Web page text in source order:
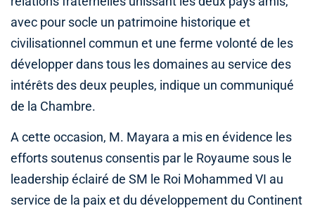
avec pour socle un patrimoine historique et
civilisationnel commun et une ferme volonté de les
développer dans tous les domaines au service des
intérêts des deux peuples, indique un communiqué
de la Chambre.
A cette occasion, M. Mayara a mis en évidence les
efforts soutenus consentis par le Royaume sous le
leadership éclairé de SM le Roi Mohammed VI au
service de la paix et du développement du Continent